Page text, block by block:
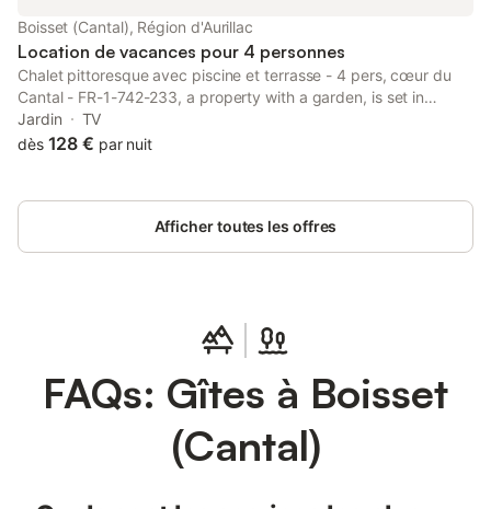
Boisset (Cantal), Région d'Aurillac
Location de vacances pour 4 personnes
Chalet pittoresque avec piscine et terrasse - 4 pers, cœur du
Cantal - FR-1-742-233, a property with a garden, is set in
Boisset, 30 km from Aurillac Congress Centre, 20 km from
Haute Auvergne Golf Course, as well as 48 km from Montal Golf
Jardin
TV
dès 128 € par nuit
Afficher toutes les offres
FAQs: Gîtes à Boisset
(Cantal)